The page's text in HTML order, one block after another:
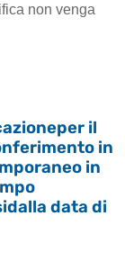
non venga
il
in
in
data di